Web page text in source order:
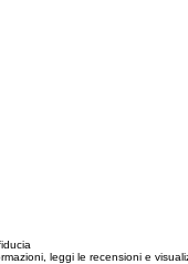
leggi le recensioni e